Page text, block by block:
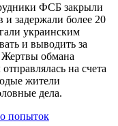
ФСБ закрыли
и задержали более 20
украинским
и выводить за
обмана
на счета
жители
дела.
попыток